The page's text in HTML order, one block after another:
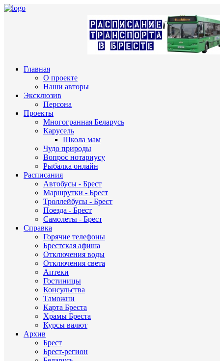
Главная
О проекте
Наши авторы
Эксклюзив
Персона
Проекты
Многогранная Беларусь
Карусель
Школа мам
Чудо природы
Вопрос нотариусу
Рыбалка онлайн
Расписания
Автобусы - Брест
Маршрутки - Брест
Троллейбусы - Брест
Поезда - Брест
Самолеты - Брест
Справка
Горячие телефоны
Брестская афиша
Отключения воды
Отключения света
Аптеки
Гостиницы
Консульства
Таможни
Карта Бреста
Храмы Бреста
Курсы валют
Архив
Брест
Брест-регион